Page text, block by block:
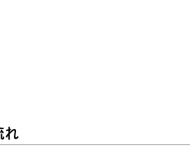
れ